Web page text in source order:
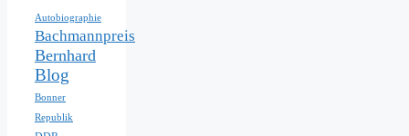
Autobiographie
Bachmannpreis
Bernhard
Blog
Bonner
Republik